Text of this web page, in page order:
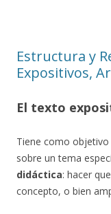
Estructura y
Expositivos,
El texto
Tiene como objetivo
sobre un tema
didáctica: hacer
concepto, o bien